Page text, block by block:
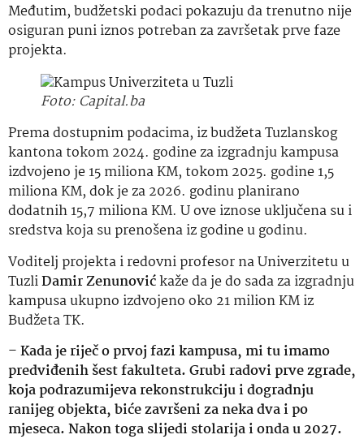
Međutim, budžetski podaci pokazuju da trenutno nije
osiguran puni iznos potreban za završetak prve faze
projekta.
Foto: Capital.ba
Prema dostupnim podacima, iz budžeta Tuzlanskog
kantona tokom 2024. godine za izgradnju kampusa
izdvojeno je 15 miliona KM, tokom 2025. godine 1,5
miliona KM, dok je za 2026. godinu planirano
dodatnih 15,7 miliona KM. U ove iznose uključena su i
sredstva koja su prenošena iz godine u godinu.
Voditelj projekta i redovni profesor na Univerzitetu u
TuzliDamir Zenunovićkaže da je do sada za izgradnju
kampusa ukupno izdvojeno oko 21 milion KM iz
Budžeta TK.
–Kada je riječ o prvoj fazi kampusa, mi tu imamo
predviđenih šest fakulteta. Grubi radovi prve zgrade,
koja podrazumijeva rekonstrukciju i dogradnju
ranijeg objekta, biće završeni za neka dva i po
mjeseca. Nakon toga slijedi stolarija i onda u 2027.